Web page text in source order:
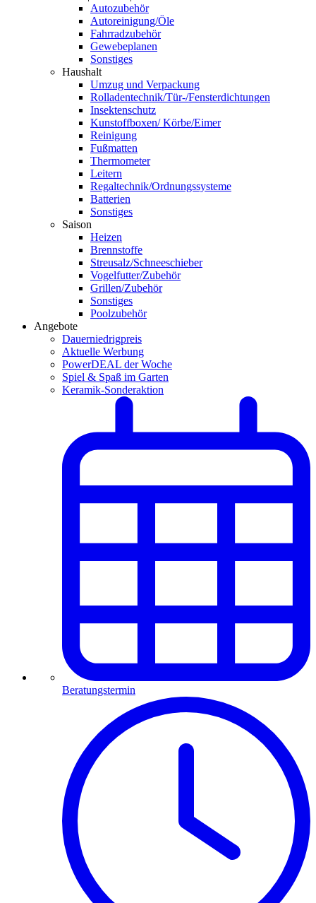
Autozubehör
Autoreinigung/Öle
Fahrradzubehör
Gewebeplanen
Sonstiges
Haushalt
Umzug und Verpackung
Rolladentechnik/Tür-/Fensterdichtungen
Insektenschutz
Kunstoffboxen/ Körbe/Eimer
Reinigung
Fußmatten
Thermometer
Leitern
Regaltechnik/Ordnungssysteme
Batterien
Sonstiges
Saison
Heizen
Brennstoffe
Streusalz/Schneeschieber
Vogelfutter/Zubehör
Grillen/Zubehör
Sonstiges
Poolzubehör
Angebote
Dauerniedrigpreis
Aktuelle Werbung
PowerDEAL der Woche
Spiel & Spaß im Garten
Keramik-Sonderaktion
Beratungstermin